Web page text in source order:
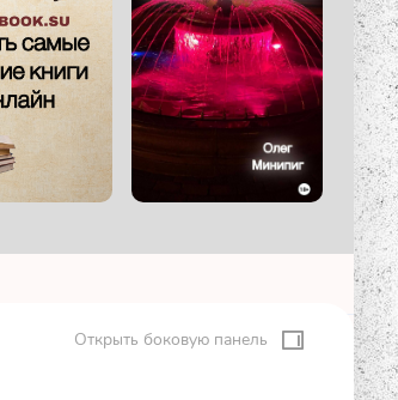
Открыть боковую панель